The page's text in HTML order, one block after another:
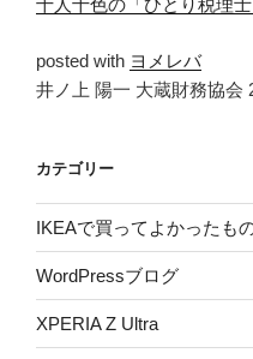
十人十色の「ひとり税理
posted with ヨメレバ
井ノ上 陽一 大蔵財務協会
カテゴリー
IKEAで買ってよかったも
WordPressブログ
XPERIA Z Ultra